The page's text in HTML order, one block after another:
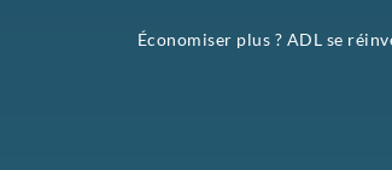
Économiser plus ? ADL se